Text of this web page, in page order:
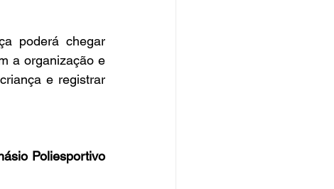
poderá chegar
a organização e
e registrar
Poliesportivo